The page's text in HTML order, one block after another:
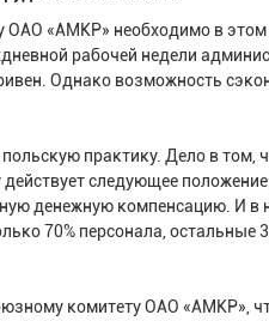
ОАО «АМКР» необходимо в
рабочей недели
Однако возможность
практику. Дело в том,
следующее
денежную компенсацию. И в
70% персонала, остальные
комитету ОАО «АМКР»,